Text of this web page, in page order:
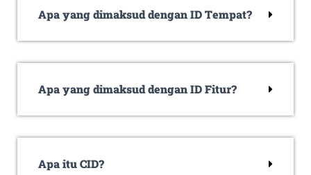
Apa yang dimaksud dengan ID Tempat?
Apa yang dimaksud dengan ID Fitur?
Apa itu CID?